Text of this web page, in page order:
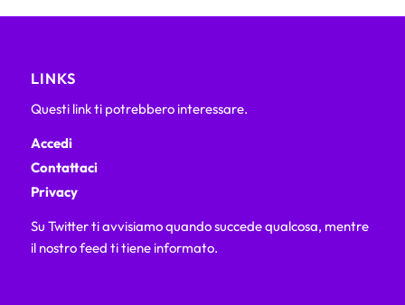
LINKS
Questi link ti potrebbero interessare.
Accedi
Contattaci
Privacy
Su Twitter ti avvisiamo quando succede qualcosa, mentre
il nostro feed ti tiene informato.